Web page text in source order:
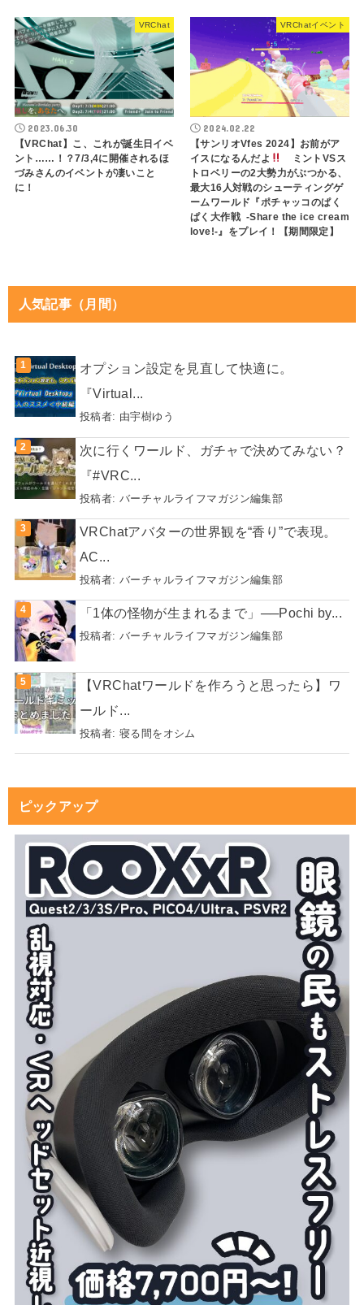
VRChat
2023.06.30
【VRChat】こ、これが誕生日イベ
ント……！？7/3,4に開催されるほ
づみさんのイベントが凄いこと
に！
VRChatイベント
2024.02.22
【サンリオVfes 2024】お前がア
イスになるんだよ
ミントVSス
トロベリーの2大勢力がぶつかる、
最大16人対戦のシューティングゲ
ームワールド『ポチャッコのぱく
ぱく大作戦 -Share the ice cream
love!-』をプレイ！【期間限定】
人気記事（月間）
オプション設定を見直して快適に。
『Virtual...
投稿者: 由宇樹ゆう
次に行くワールド、ガチャで決めてみない？
『#VRC...
投稿者: バーチャルライフマガジン編集部
VRChatアバターの世界観を“香り”で表現。
AC...
投稿者: バーチャルライフマガジン編集部
「1体の怪物が生まれるまで」──Pochi by...
投稿者: バーチャルライフマガジン編集部
【VRChatワールドを作ろうと思ったら】ワ
ールド...
投稿者: 寝る間をオシム
ピックアップ